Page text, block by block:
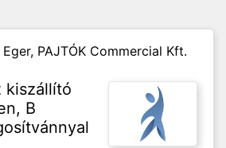
Eger, PAJTÓK Commercial Kft.
kiszállító
B